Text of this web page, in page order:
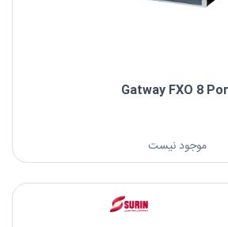
Gatway FXO 8
نام برند: گرنداستریم
موجود نیست